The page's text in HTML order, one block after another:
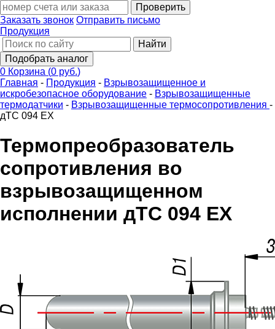
Проверить
Заказать звонок Отправить письмо
Продукция
Найти
Подобрать аналог
0 Корзина (0 руб.)
Главная - Продукция - Взрывозащищенное и
искробезопасное оборудование - Взрывозащищенные
термодатчики - Взрывозащищенные термосопротивления -
дТС 094 EX
Термопреобразователь
сопротивления во
взрывозащищенном
исполнении дТС 094 EX